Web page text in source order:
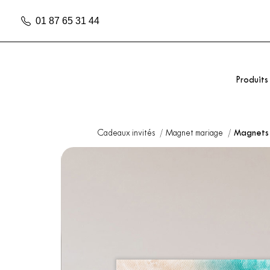
01 87 65 31 44
Produits
Cadeaux invités Magnet mariage